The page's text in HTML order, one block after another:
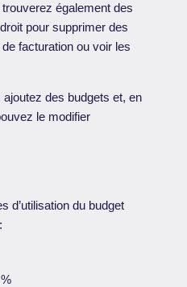
également des
pour supprimer des
facturation ou voir les
ajoutez des budgets et, en
le modifier
d’utilisation du budget